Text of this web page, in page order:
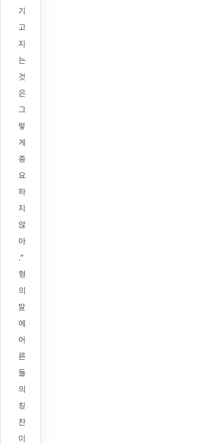
기
고
지
는
것
은
그
렇
게
중
요
하
지
않
아
.”
형
의
말
에
어
른
들
의
칭
찬
이